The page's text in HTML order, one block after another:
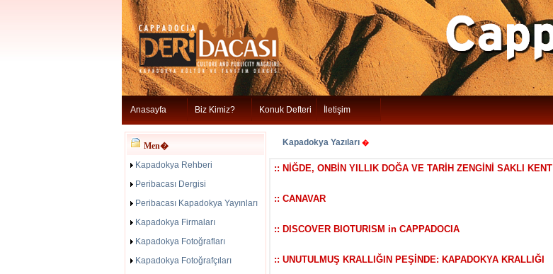
Anasayfa Biz Kimiz? Konuk Defteri İletişim
Men�
Kapadokya Rehberi
Peribacası Dergisi
Peribacası Kapadokya Yayınları
Kapadokya Firmaları
Kapadokya Fotoğrafları
Kapadokya Fotoğrafçıları
Kapadokya Yazıları �
:: NİĞDE, ONBİN YILLIK DOĞA VE TARİH ZENGİNİ SAKLI KENT
:: CANAVAR
:: DISCOVER BIOTURISM in CAPPADOCIA
:: UNUTULMUŞ KRALLIĞIN PEŞİNDE: KAPADOKYA KRALLIĞI